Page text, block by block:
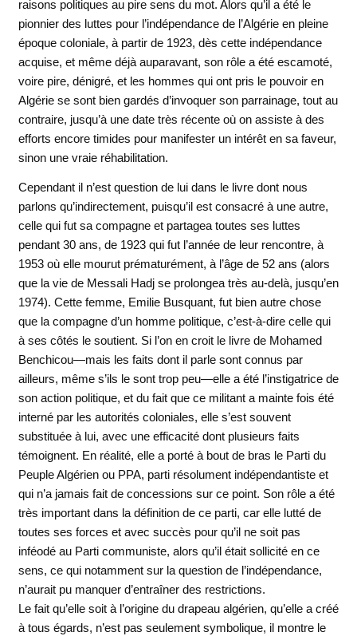
raisons politiques au pire sens du mot. Alors qu’il a été le
pionnier des luttes pour l’indépendance de l’Algérie en pleine
époque coloniale, à partir de 1923, dès cette indépendance
acquise, et même déjà auparavant, son rôle a été escamoté,
voire pire, dénigré, et les hommes qui ont pris le pouvoir en
Algérie se sont bien gardés d’invoquer son parrainage, tout au
contraire, jusqu’à une date très récente où on assiste à des
efforts encore timides pour manifester un intérêt en sa faveur,
sinon une vraie réhabilitation.
Cependant il n’est question de lui dans le livre dont nous
parlons qu’indirectement, puisqu’il est consacré à une autre,
celle qui fut sa compagne et partagea toutes ses luttes
pendant 30 ans, de 1923 qui fut l’année de leur rencontre, à
1953 où elle mourut prématurément, à l’âge de 52 ans (alors
que la vie de Messali Hadj se prolongea très au-delà, jusqu’en
1974). Cette femme, Emilie Busquant, fut bien autre chose
que la compagne d’un homme politique, c’est-à-dire celle qui
à ses côtés le soutient. Si l’on en croit le livre de Mohamed
Benchicou—mais les faits dont il parle sont connus par
ailleurs, même s’ils le sont trop peu—elle a été l’instigatrice de
son action politique, et du fait que ce militant a mainte fois été
interné par les autorités coloniales, elle s’est souvent
substituée à lui, avec une efficacité dont plusieurs faits
témoignent. En réalité, elle a porté à bout de bras le Parti du
Peuple Algérien ou PPA, parti résolument indépendantiste et
qui n’a jamais fait de concessions sur ce point. Son rôle a été
très important dans la définition de ce parti, car elle lutté de
toutes ses forces et avec succès pour qu’il ne soit pas
inféodé au Parti communiste, alors qu’il était sollicité en ce
sens, ce qui notamment sur la question de l’indépendance,
n’aurait pu manquer d’entraîner des restrictions.
Le fait qu’elle soit à l’origine du drapeau algérien, qu’elle a créé
à tous égards, n’est pas seulement symbolique, il montre le